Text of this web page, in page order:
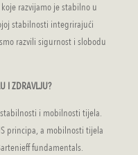
razvijamo je stabilno u
stabilnosti integrirajući
razvili sigurnost i slobodu
I ZDRAVLJU?
i mobilnosti tijela.
principa, a mobilnosti tijela
fundamentals.